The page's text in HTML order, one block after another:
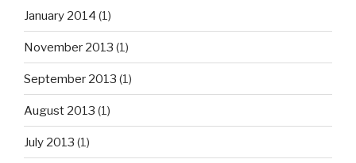
January 2014 (1)
November 2013 (1)
September 2013 (1)
August 2013 (1)
July 2013 (1)